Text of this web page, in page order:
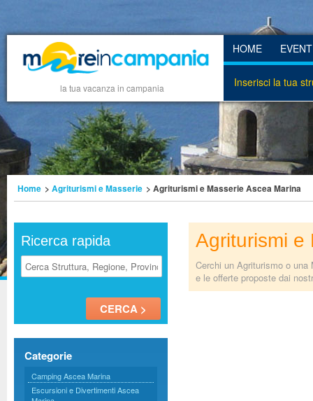
la tua vacanza in campania
HOME
Inserisci la tua
Home > Agriturismi e Masserie > Agriturismi e Masserie Ascea Marina
Ricerca rapida
Categorie
Camping Ascea Marina
Escursioni e Divertimenti Ascea
Agriturismi e
Cerchi un Agriturismo o
e le offerte proposte dai